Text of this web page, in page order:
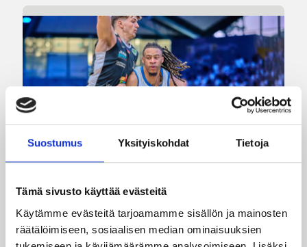
Suostumus Yksityiskohdat Tietoja
Tämä sivusto käyttää evästeitä
Käytämme evästeitä tarjoamamme sisällön ja mainosten
räätälöimiseen, sosiaalisen median ominaisuuksien
Korisliiga 05.08.2026 11:34
Seagulls hankki taitoa ja